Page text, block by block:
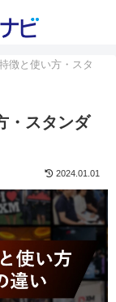
徴と使い方・スタ
・スタンダ
2024.01.01